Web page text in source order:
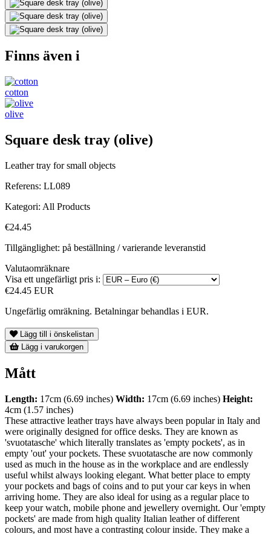
Finns även i
cotton
olive
Square desk tray (olive)
Leather tray for small objects
Referens: LL089
Kategori: All Products
€24.45
Tillgänglighet: på beställning / varierande leveranstid
Valutaomräknare
Visa ett ungefärligt pris i:
€24.45 EUR
Ungefärlig omräkning. Betalningar behandlas i EUR.
Lägg till i önskelistan
Lägg i varukorgen
Mått
Length: 17cm (6.69 inches) Width: 17cm (6.69 inches) Height:
4cm (1.57 inches)
These attractive leather trays have always been popular in Italy and
were originally designed for office desks. They are known as
'svuotatasche' which literally translates as 'empty pockets', as in
empty 'out' your pockets. These svuotatasche are now commonly
used as much in the house as in the workplace and are endlessly
useful whilst always looking elegant. What better place to empty
your pockets and bags of coins and to put your car keys in when
arriving home. They are also ideal for using as a regular place to
keep your watch, mobile phone and jewellery overnight. Our 'empty
pockets' are made from high quality Italian leather of different
colours, and most have a contrasting colour inside. They make a